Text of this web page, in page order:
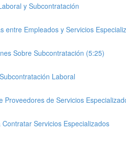
y Subcontratación
entre Empleados y Servicios
Sobre Subcontratación (5:25)
Laboral
Proveedores de Servicios
Servicios Especializados